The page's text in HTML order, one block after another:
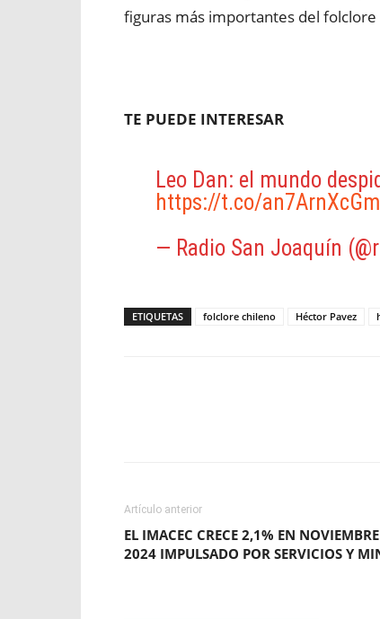
figuras más importantes del folclore
TE PUEDE INTERESAR
Leo Dan: el mundo
https://t.co/an7ArnXcGm
— Radio San Joaquín
ETIQUETAS folclore chileno Héctor Pavez
Artículo anterior
EL IMACEC CRECE 2,1% EN
2024 IMPULSADO POR SERVICIOS Y